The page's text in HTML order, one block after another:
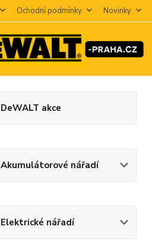
Ochodní podmínky Novinky
DeWALT akce
Akumulátorové nářadí
Elektrické nářadí